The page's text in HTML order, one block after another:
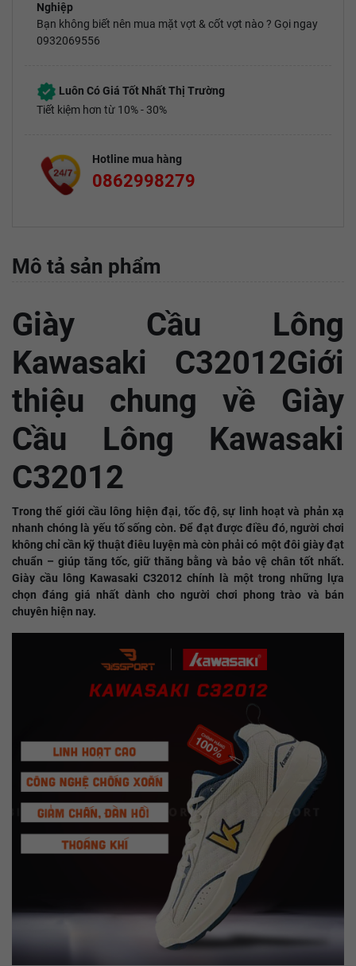
Nghiệp
Bạn không biết nên mua mặt vợt & cốt vợt nào ? Gọi ngay
0932069556
Luôn Có Giá Tốt Nhất Thị Trường
Tiết kiệm hơn từ 10% - 30%
Hotline mua hàng
0862998279
Mô tả sản phẩm
Giày Cầu Lông
Kawasaki C32012Giới
thiệu chung về Giày
Cầu Lông Kawasaki
C32012
Trong thế giới cầu lông hiện đại, tốc độ, sự linh hoạt và phản xạ
nhanh chóng là yếu tố sống còn. Để đạt được điều đó, người chơi
không chỉ cần kỹ thuật điêu luyện mà còn phải có một đôi giày đạt
chuẩn – giúp tăng tốc, giữ thăng bằng và bảo vệ chân tốt nhất.
Giày cầu lông Kawasaki C32012 chính là một trong những lựa
chọn đáng giá nhất dành cho người chơi phong trào và bán
chuyên hiện nay.